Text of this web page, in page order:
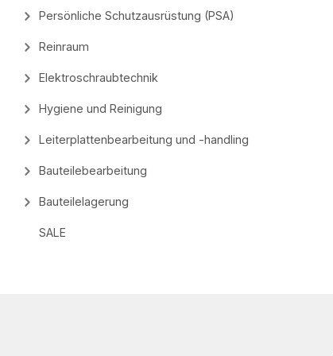
Persönliche Schutzausrüstung (PSA)
Reinraum
Elektroschraubtechnik
Hygiene und Reinigung
Leiterplattenbearbeitung und -handling
Bauteilebearbeitung
Bauteilelagerung
SALE